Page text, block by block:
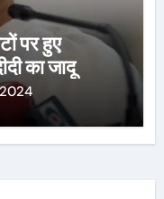
पर हुए
का जादू